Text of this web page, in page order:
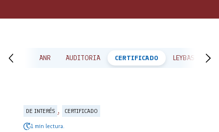
ACTAS ANR AUDITORIA CERTIFICADO LEYBASES
DE INTERÉS , CERTIFICADO
1 min lectura.